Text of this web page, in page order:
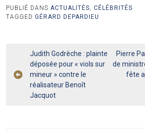
PUBLIÉ DANS ACTUALITÉS
CÉLÉBRITÉS
TAGGED GÉRARD DEPARDIEU
Navigation
de
l’article
Judith Godrèche : plainte
déposée pour « viols sur
mineur » contre le
réalisateur Benoît
Jacquot
Pierre
de
fête